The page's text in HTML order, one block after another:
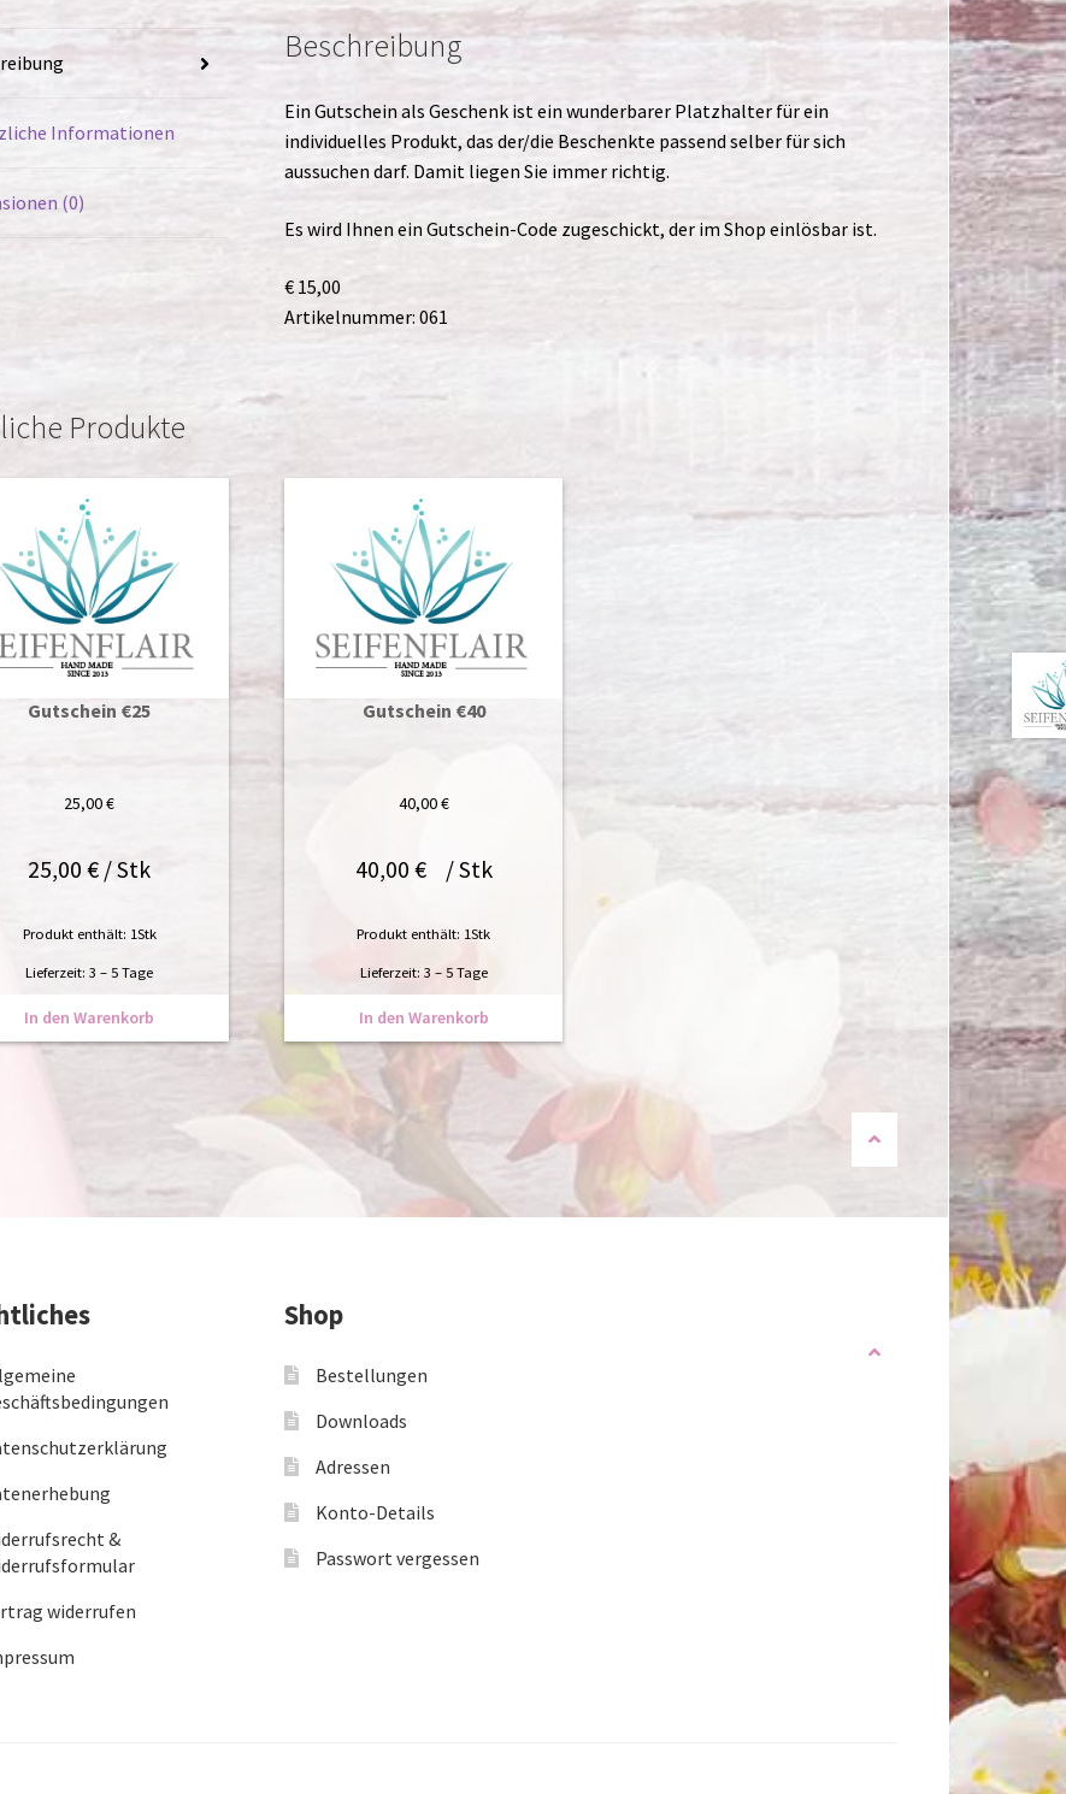
Informationen
(0)
Beschreibung
Ein Gutschein als Geschenk ist ein wunderbarer Platzhalter für ein
individuelles Produkt, das der/die Beschenkte passend selber für sich
aussuchen darf. Damit liegen Sie immer richtig.
Es wird Ihnen ein Gutschein-Code zugeschickt, der im Shop einlösbar ist.
€ 15,00
Artikelnummer: 061
Produkte
Gutschein €25
25,00€
25,00€ /Stk
Produkt enthält: 1Stk
Lieferzeit:3 – 5 Tage
In den Warenkorb
Gutschein €40
40,00€
40,00 € /Stk
Produkt enthält: 1Stk
Lieferzeit: 3 – 5 Tage
In den Warenkorb
&
widerrufen
Shop
Bestellungen
Downloads
Adressen
Konto-Details
Passwort vergessen